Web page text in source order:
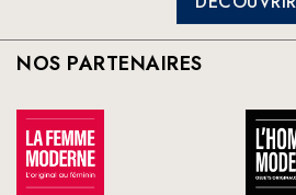
NOS PARTENAIRES